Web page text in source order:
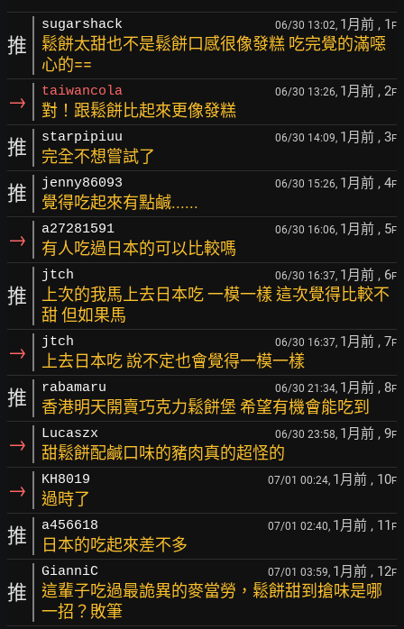
推
sugarshack 06/30 13:02, 1月前 , 1 F
鬆餅太甜也不是鬆餅口感很像發糕 吃完覺的滿噁
心的==
→ taiwancola 06/30 13:26, 1月前 , 2F
對！跟鬆餅比起來更像發糕
推 starpipiuu 06/30 14:09, 1月前 , 3F
完全不想嘗試了
推 jenny86093 06/30 15:26, 1月前 , 4F
覺得吃起來有點鹹......
→ a27281591 06/30 16:06, 1月前 , 5F
有人吃過日本的可以比較嗎
推
jtch 06/30 16:37, 1月前 , 6F
上次的我馬上去日本吃 一模一樣 這次覺得比較不
甜 但如果馬
→ jtch 06/30 16:37, 1月前 , 7F
上去日本吃 說不定也會覺得一模一樣
推 rabamaru 06/30 21:34, 1月前 , 8F
香港明天開賣巧克力鬆餅堡 希望有機會能吃到
→ Lucaszx 06/30 23:58, 1月前 , 9F
甜鬆餅配鹹口味的豬肉真的超怪的
→ KH8019 07/01 00:24, 1月前 , 10F
過時了
推 a456618 07/01 02:40, 1月前 , 11 F
日本的吃起來差不多
推
GianniC 07/01 03:59, 1月前 , 12F
這輩子吃過最詭異的麥當勞，鬆餅甜到搶味是哪
一招？敗筆